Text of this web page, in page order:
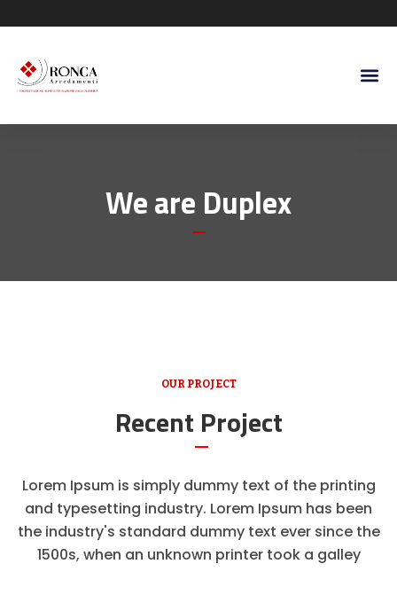
We are Duplex
OUR PROJECT
Recent Project
Lorem Ipsum is simply dummy text of the printing
and typesetting industry. Lorem Ipsum has been
the industry's standard dummy text ever since the
1500s, when an unknown printer took a galley